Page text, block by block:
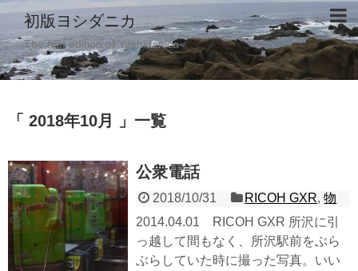
初版ヨシダニカ
The first edition of Yoshidanica
「 2018年10月 」一覧
公衆電話
2018/10/31 RICOH GXR,物
2014.04.01 RICOH GXR 所沢に引
っ越して間もなく、所沢駅前をぶら
ぶらしていた時に撮った写真。いい